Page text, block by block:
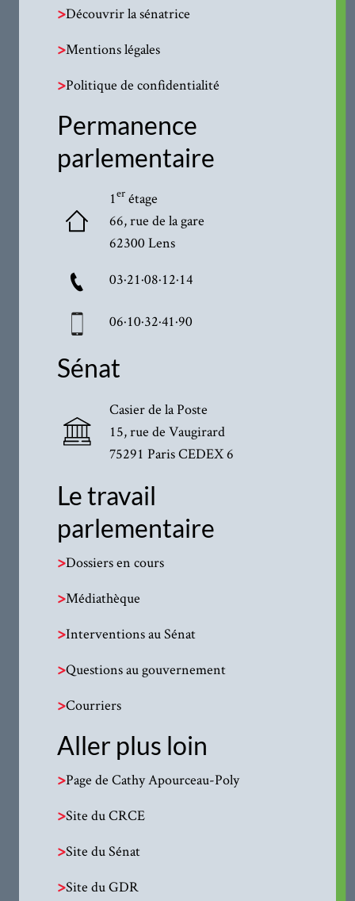
>Découvrir la sénatrice
>Mentions légales
>Politique de confidentialité
Permanence
parlementaire
1erétage
66, rue de la gare
62300 Lens
03·21·08·12·14
06·10·32·41·90
Sénat
Casier de la Poste
15, rue de Vaugirard
75291 Paris CEDEX 6
Le travail
parlementaire
>Dossiers en cours
>Médiathèque
>Interventions au Sénat
>Questions au gouvernement
>Courriers
Aller plus loin
>Page de Cathy Apourceau-Poly
>Site du CRCE
>Site du Sénat
>Site du GDR